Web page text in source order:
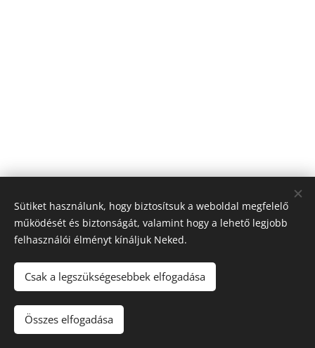
© 2026 Nagyfólia Kft. Minden jog fenntartva
Sütik
Sütiket használunk, hogy biztosítsuk a weboldal megfelelő
működését és biztonságát, valamint hogy a lehető legjobb
felhasználói élményt kínáljuk Neked.
Csak a legszükségesebbek elfogadása
Összes elfogadása